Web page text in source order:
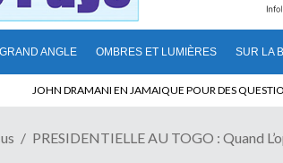
GRAND ANGLE OMBRES ET LUMIÈRES SUR LA
ABSENCE PROLONGEE DE PAUL BIYA DU
PRESIDENTIELLE AU TOGO : Quand